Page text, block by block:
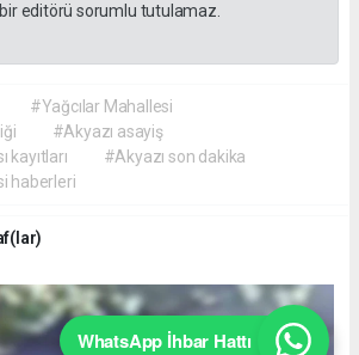
editörü sorumlu tutulamaz.
#Yağcılar Mahallesi
#Akyazı asayiş
kayıtları
#Akyazı son dakika
haberleri
WhatsApp İhbar Hattı